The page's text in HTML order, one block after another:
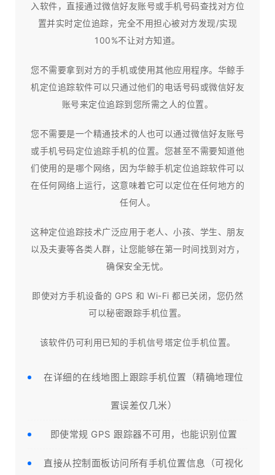
入软件，直接通过微信好友账号或手机号码查找对方位
置并实时定位追踪，完全不用担心被对方发现/实现
100%不让对方知道。
您不需要拿到对方的手机或使用其他应用程序。华鲸手
机定位追踪软件可以只通过他们的电话号码或微信好友
账号来定位追踪到您所需之人的位置。
您不需要是一个精通技术的人也可以通过微信好友账号
或手机号码定位追踪手机的位置。您甚至不需要知道他
们使用的是哪个网络，因为华鲸手机定位追踪软件可以
在任何网络上运行，这意味着它可以定位在任何地方的
任何人。
这种定位追踪技术广泛应用于老人、小孩、学生、朋友
以及夫妻等各类人群，让您能够在第一时间找到对方，
确保安全无忧。
即使对方手机设备的 GPS 和 Wi-Fi 都已关闭，您仍然
可以秘密跟踪手机位置。
该软件仍可利用已知的手机信号塔定位手机位置。
在详细的在线地图上跟踪手机位置（精确地理位
置误差仅几米）
即使常规 GPS 跟踪器不可用，也能识别位置
直接从控制面板访问所有手机位置信息（可视化